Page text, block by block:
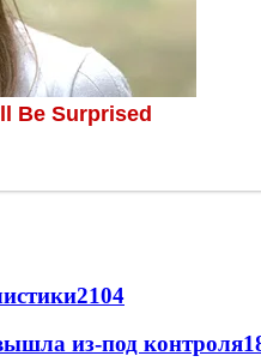
2104
из-под контроля